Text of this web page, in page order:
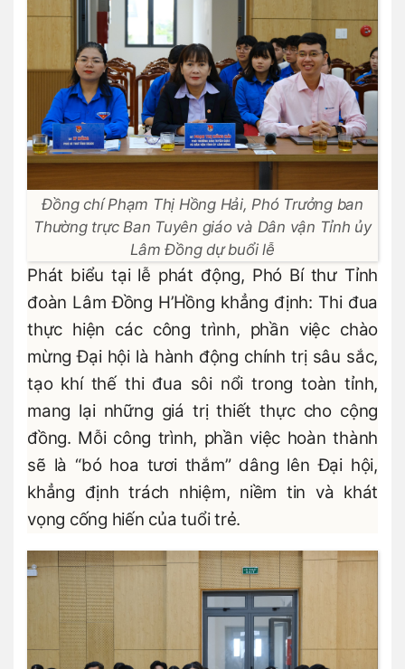
Đồng chí Phạm Thị Hồng Hải, Phó Trưởng ban
Thường trực Ban Tuyên giáo và Dân vận Tỉnh ủy
Lâm Đồng dự buổi lễ
Phát biểu tại lễ phát động, Phó Bí thư Tỉnh
đoàn Lâm Đồng H’Hồng khẳng định: Thi đua
thực hiện các công trình, phần việc chào
mừng Đại hội là hành động chính trị sâu sắc,
tạo khí thế thi đua sôi nổi trong toàn tỉnh,
mang lại những giá trị thiết thực cho cộng
đồng. Mỗi công trình, phần việc hoàn thành
sẽ là “bó hoa tươi thắm” dâng lên Đại hội,
khẳng định trách nhiệm, niềm tin và khát
vọng cống hiến của tuổi trẻ.